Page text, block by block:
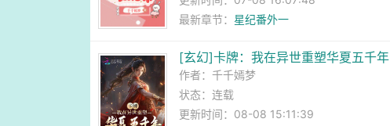
最新章节： 星纪番外一
[玄幻]卡牌：我在异世重塑华夏五千年
作者：千千嫣梦
状态：连载
更新时间：08-08 15:11:39